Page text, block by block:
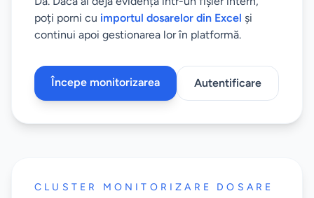
poți porni cu importul dosarelor din Excel și
continui apoi gestionarea lor în platformă.
Începe monitorizarea Autentificare
CLUSTER MONITORIZARE DOSARE